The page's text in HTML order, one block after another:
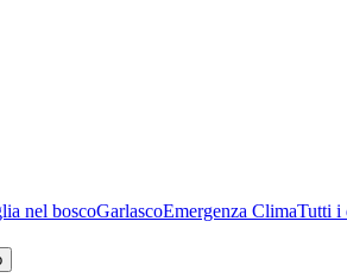
nel boscoGarlascoEmergenza ClimaTutti i